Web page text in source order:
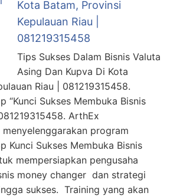
Kota Batam, Provinsi
Kepulauan Riau |
081219315458
Tips Sukses Dalam Bisnis Valuta
Asing Dan Kupva Di Kota
Riau | 081219315458.
“Kunci Sukses Membuka Bisnis
ArthEx
program
Kunci Sukses Membuka Bisnis
mempersiapkan pengusaha
money changer dan strategi
sukses. Training yang akan